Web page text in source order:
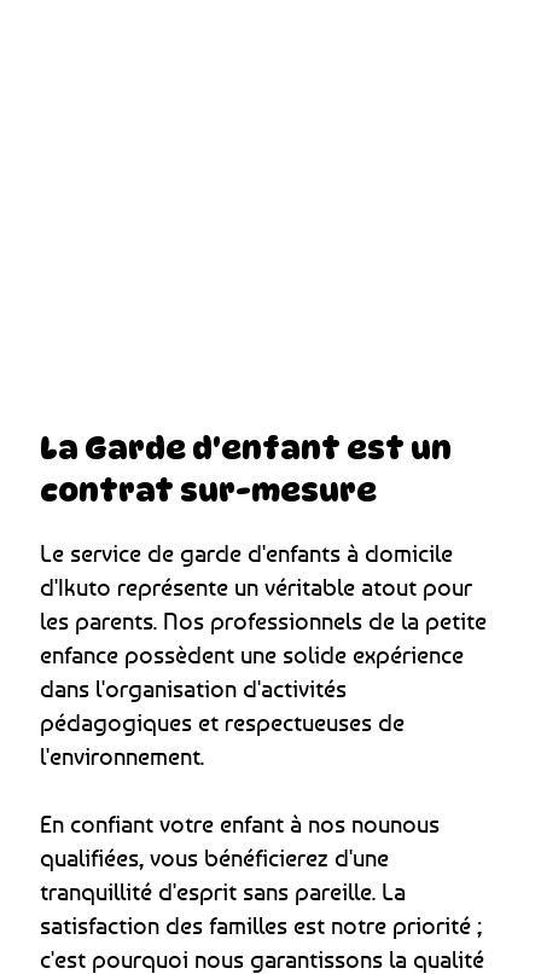
La Garde d'enfant est un
contrat sur-mesure
Le service de garde d'enfants à domicile
d'Ikuto représente un véritable atout pour
les parents. Nos professionnels de la petite
enfance possèdent une solide expérience
dans l'organisation d'activités
pédagogiques et respectueuses de
l'environnement.
En confiant votre enfant à nos nounous
qualifiées, vous bénéficierez d'une
tranquillité d'esprit sans pareille. La
satisfaction des familles est notre priorité ;
c'est pourquoi nous garantissons la qualité